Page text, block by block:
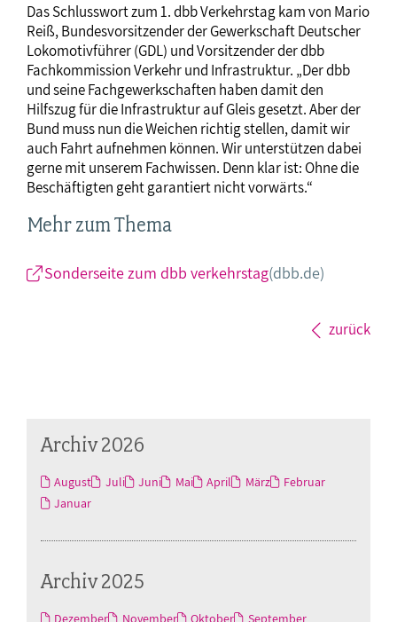
Das Schlusswort zum 1. dbb Verkehrstag kam von Mario
Reiß, Bundesvorsitzender der Gewerkschaft Deutscher
Lokomotivführer (GDL) und Vorsitzender der dbb
Fachkommission Verkehr und Infrastruktur. „Der dbb
und seine Fachgewerkschaften haben damit den
Hilfszug für die Infrastruktur auf Gleis gesetzt. Aber der
Bund muss nun die Weichen richtig stellen, damit wir
auch Fahrt aufnehmen können. Wir unterstützen dabei
gerne mit unserem Fachwissen. Denn klar ist: Ohne die
Beschäftigten geht garantiert nicht vorwärts.“
Mehr zum Thema
Sonderseite zum dbb verkehrstag(dbb.de)
zurück
Archiv 2026
August Juli Juni Mai April März
Februar
Januar
Archiv 2025
Dezember November Oktober September